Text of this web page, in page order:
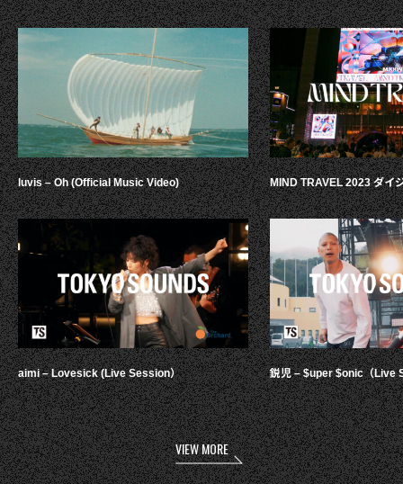
luvis – Oh (Official Music Video)
aimi – Lovesick (Live Session）
MIND TRAVEL 2023 ダイ
鋭児 – $uper $onic（Live
VIEW MORE